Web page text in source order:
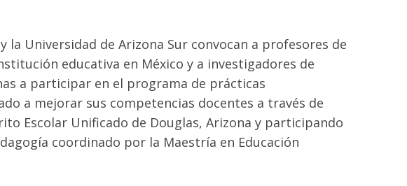
la Universidad de Arizona Sur convocan a profesores de
educativa en México y a investigadores de
a participar en el programa de prácticas
a mejorar sus competencias docentes a través de
Escolar Unificado de Douglas, Arizona y participando
coordinado por la Maestría en Educación